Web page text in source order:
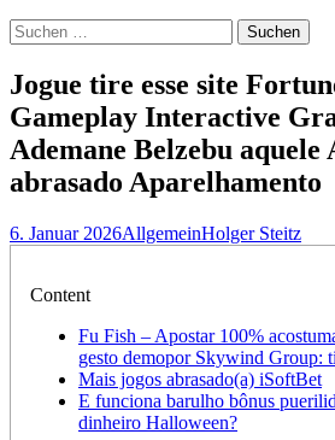
Suchen
nach:
Jogue tire esse site
Gameplay Interactive
Ademane Belzebu aquele
abrasado Aparelhamento
6. Januar 2026AllgemeinHolger Steitz
Content
Fu Fish – Apostar 100%
gesto demopor Skywind Group:
Mais jogos abrasado(a) iSoftBet
E funciona barulho bônus
dinheiro Halloween?